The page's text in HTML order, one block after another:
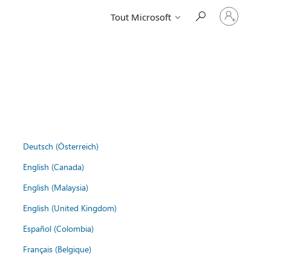
Tout Microsoft
Connectez-
vous
Deutsch (Österreich)
English (Canada)
English (Malaysia)
English (United Kingdom)
Español (Colombia)
Français (Belgique)